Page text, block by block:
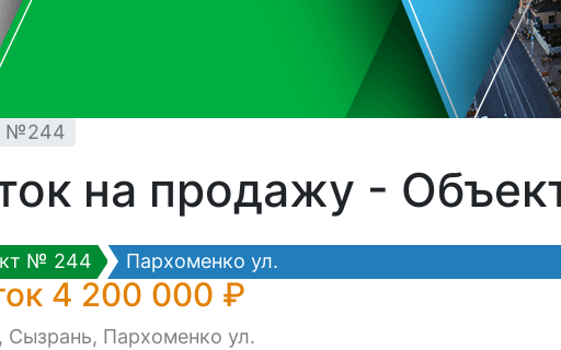
№244
на продажу -
№ 244 Пархоменко ул.
4 200 000 ₽
Сызрань, Пархоменко ул.